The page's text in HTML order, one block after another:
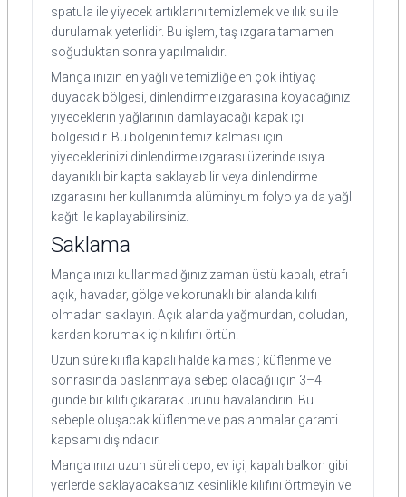
spatula ile yiyecek artıklarını temizlemek ve ılık su ile
durulamak yeterlidir. Bu işlem, taş ızgara tamamen
soğuduktan sonra yapılmalıdır.
Mangalınızın en yağlı ve temizliğe en çok ihtiyaç
duyacak bölgesi, dinlendirme ızgarasına koyacağınız
yiyeceklerin yağlarının damlayacağı kapak içi
bölgesidir. Bu bölgenin temiz kalması için
yiyeceklerinizi dinlendirme ızgarası üzerinde ısıya
dayanıklı bir kapta saklayabilir veya dinlendirme
ızgarasını her kullanımda alüminyum folyo ya da yağlı
kağıt ile kaplayabilirsiniz.
Saklama
Mangalınızı kullanmadığınız zaman üstü kapalı, etrafı
açık, havadar, gölge ve korunaklı bir alanda kılıfı
olmadan saklayın. Açık alanda yağmurdan, doludan,
kardan korumak için kılıfını örtün.
Uzun süre kılıfla kapalı halde kalması; küflenme ve
sonrasında paslanmaya sebep olacağı için 3–4
günde bir kılıfı çıkararak ürünü havalandırın. Bu
sebeple oluşacak küflenme ve paslanmalar garanti
kapsamı dışındadır.
Mangalınızı uzun süreli depo, ev içi, kapalı balkon gibi
yerlerde saklayacaksanız kesinlikle kılıfını örtmeyin ve